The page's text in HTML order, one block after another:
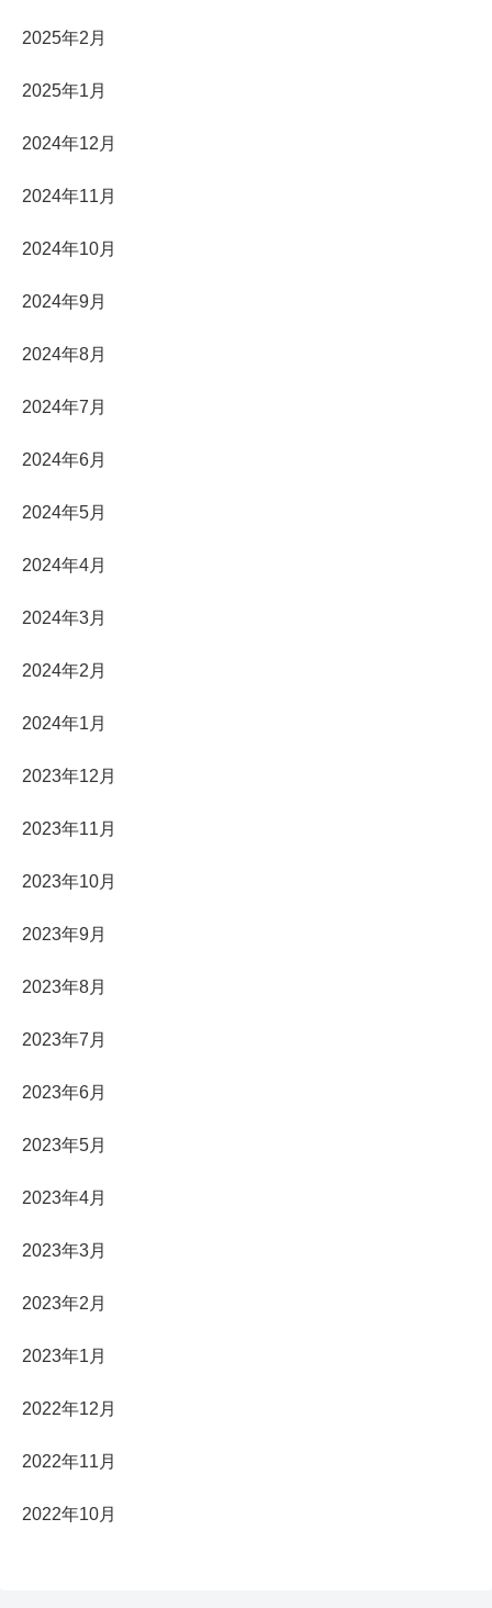
2025年2月
2025年1月
2024年12月
2024年11月
2024年10月
2024年9月
2024年8月
2024年7月
2024年6月
2024年5月
2024年4月
2024年3月
2024年2月
2024年1月
2023年12月
2023年11月
2023年10月
2023年9月
2023年8月
2023年7月
2023年6月
2023年5月
2023年4月
2023年3月
2023年2月
2023年1月
2022年12月
2022年11月
2022年10月